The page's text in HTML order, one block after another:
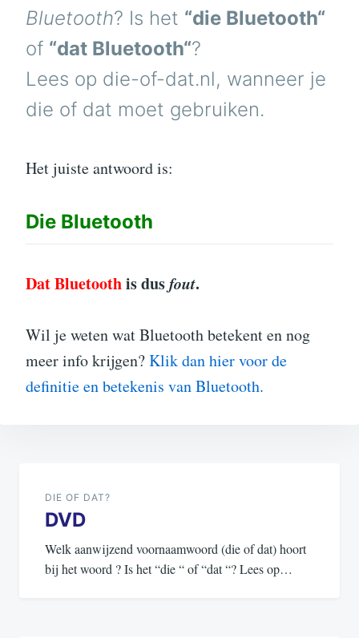
Bluetooth? Is het “die Bluetooth“
of “dat Bluetooth“?
Lees op die-of-dat.nl, wanneer je
die of dat moet gebruiken.
Het juiste antwoord is:
Die Bluetooth
Dat Bluetoothis dusfout.
Wil je weten wat Bluetooth betekent en nog
meer info krijgen?Klik dan hier voor de
definitie en betekenis van Bluetooth.
navigatie
DIE OF DAT?
DVD
Welk aanwijzend voornaamwoord (die of dat) hoort
bij het woord ? Is het “die “ of “dat “? Lees op…